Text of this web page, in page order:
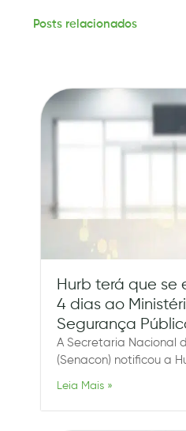
Posts relacionados
Hurb terá que se
4 dias ao
Segurança
A Secretaria Nacional
(Senacon) notificou a
Leia Mais »